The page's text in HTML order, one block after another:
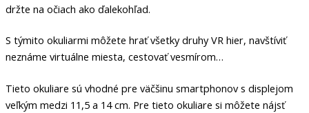
držte na očiach ako ďalekohľad.
S týmito okuliarmi môžete hrať všetky druhy VR hier, navštíviť
neznáme virtuálne miesta, cestovať vesmírom…
Tieto okuliare sú vhodné pre väčšinu smartphonov s displejom
veľkým medzi 11,5 a 14 cm. Pre tieto okuliare si môžete nájsť